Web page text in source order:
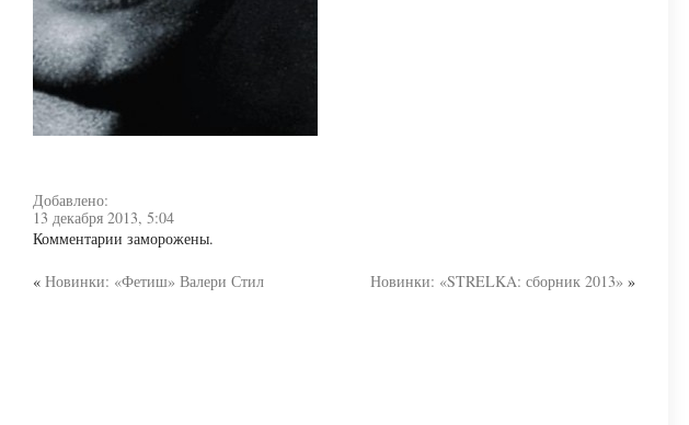
Добавлено:
13 декабря 2013, 5:04
Комментарии заморожены.
« Новинки: «Фетиш» Валери Стил Новинки: «STRELKA: сборник 2013» »